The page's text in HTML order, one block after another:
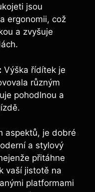
jsou
ergonomii, což
a zvyšuje
Výška řídítek je
různým
pohodlnou a
aspektů, je dobré
a stylový
přitáhne
vaší jistotě na
platformami